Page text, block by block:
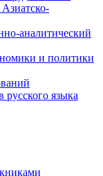
аналитический
и политики
языка